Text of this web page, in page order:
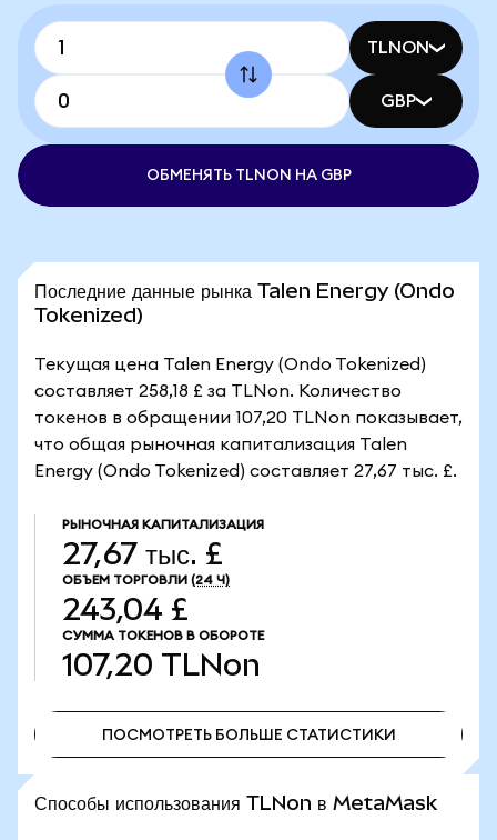
TLNON
GBP
ОБМЕНЯТЬ TLNON НА GBP
Последние данные рынка Talen Energy (Ondo
Tokenized)
Текущая цена Talen Energy (Ondo Tokenized)
составляет 258,18 £ за TLNon. Количество
токенов в обращении 107,20 TLNon показывает,
что общая рыночная капитализация Talen
Energy (Ondo Tokenized) составляет 27,67 тыс. £.
РЫНОЧНАЯ КАПИТАЛИЗАЦИЯ
27,67 тыс. £
ОБЪЕМ ТОРГОВЛИ (24 Ч)
243,04 £
СУММА ТОКЕНОВ В ОБОРОТЕ
107,20 TLNon
ПОСМОТРЕТЬ БОЛЬШЕ СТАТИСТИКИ
Способы использования TLNon в MetaMask